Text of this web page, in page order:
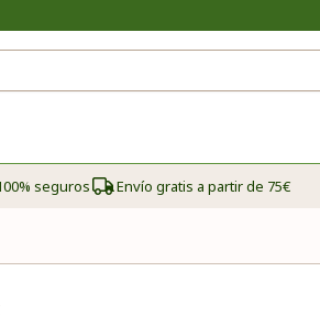
seguros Envío gratis a partir de 75€